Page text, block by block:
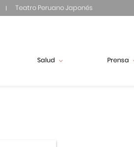
Teatro Peruano Japonés
Salud Prensa